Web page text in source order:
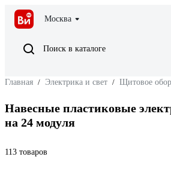
Москва
Поиск в каталоге
Главная / Электрика и свет / Щитовое
Навесные пластиковые
на 24 модуля
113 товаров